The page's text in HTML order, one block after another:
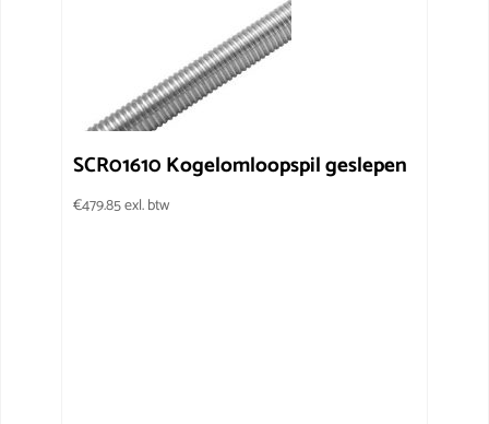
SCR01610 Kogelomloopspil geslepen
€479.85exl. btw